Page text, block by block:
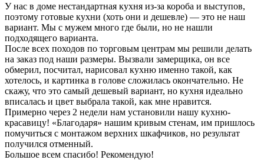
У нас в доме нестандартная кухня из-за короба и выступов,
поэтому готовые кухни (хоть они и дешевле) — это не наш
вариант. Мы с мужем много где были, но не нашли
подходящего варианта.
После всех походов по торговым центрам мы решили делать
на заказ под наши размеры. Вызвали замерщика, он все
обмерил, посчитал, нарисовал кухню именно такой, как
хотелось, и картинка в голове сложилась окончательно. Не
скажу, что это самый дешевый вариант, но кухня идеально
вписалась и цвет выбрала такой, как мне нравится.
Примерно через 2 недели нам установили нашу кухню-
красавицу! «Благодаря» нашим кривым стенам, им пришлось
помучиться с монтажом верхних шкафчиков, но результат
получился отменный.
Большое всем спасибо! Рекомендую!